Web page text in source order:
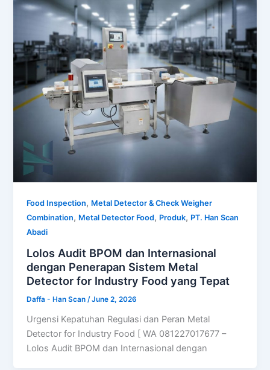
Food Inspection, Metal Detector & Check Weigher
Combination, Metal Detector Food, Produk, PT. Han Scan
Abadi
Lolos Audit BPOM dan Internasional
dengan Penerapan Sistem Metal
Detector for Industry Food yang Tepat
Daffa - Han Scan /June 2, 2026
Urgensi Kepatuhan Regulasi dan Peran Metal
Detector for Industry Food [ WA 081227017677 –
Lolos Audit BPOM dan Internasional dengan